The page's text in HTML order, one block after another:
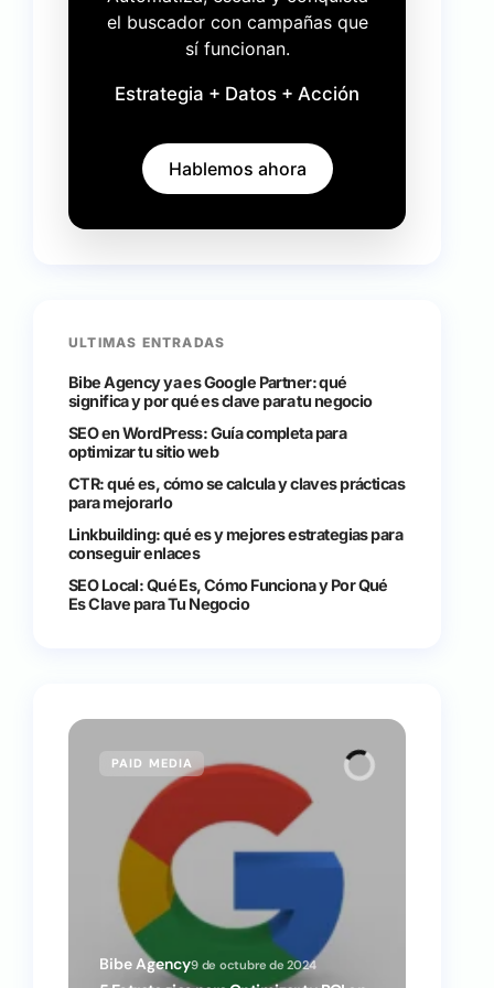
el buscador con campañas que
sí funcionan.
Estrategia + Datos + Acción
Hablemos ahora
ULTIMAS ENTRADAS
Bibe Agency ya es Google Partner: qué
significa y por qué es clave para tu negocio
SEO en WordPress: Guía completa para
optimizar tu sitio web
CTR: qué es, cómo se calcula y claves prácticas
para mejorarlo
Linkbuilding: qué es y mejores estrategias para
conseguir enlaces
SEO Local: Qué Es, Cómo Funciona y Por Qué
Es Clave para Tu Negocio
PAID MEDIA
9 de octubre de 2024